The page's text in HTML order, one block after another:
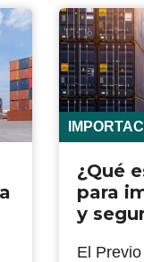
¿Qué
para
y
El